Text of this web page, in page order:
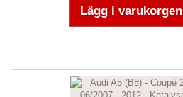
Lägg i varukorgen